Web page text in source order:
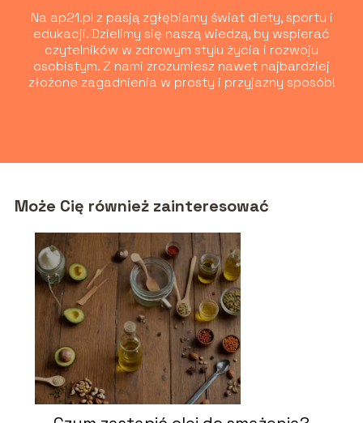
Na ap21.pl z pasją zgłębiamy świat diety, sportu i
edukacji. Dzielimy się naszą wiedzą, by wspierać
czytelników w zdrowym stylu życia i rozwoju
osobistym. Z nami zrozumiesz nawet najbardziej
złożone zagadnienia w prosty i przyjazny sposób!
Może Cię również zainteresować